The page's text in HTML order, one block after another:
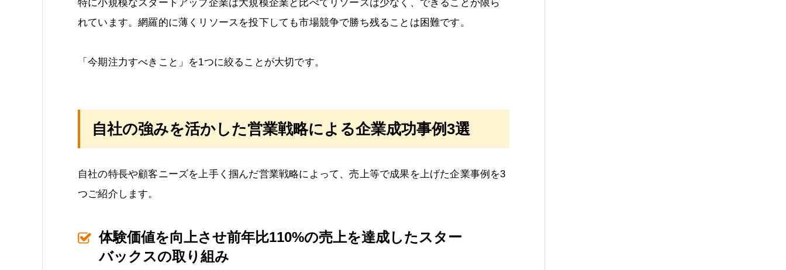
特に小規模なスタートアップ企業は大規模企業と比べてリソースは少なく、できることが限ら
れています。網羅的に薄くリソースを投下しても市場競争で勝ち残ることは困難です。
「今期注力すべきこと」を1つに絞ることが大切です。
自社の強みを活かした営業戦略による企業成功事例3選
自社の特長や顧客ニーズを上手く掴んだ営業戦略によって、売上等で成果を上げた企業事例を3
つご紹介します。
体験価値を向上させ前年比110%の売上を達成したスター
バックスの取り組み